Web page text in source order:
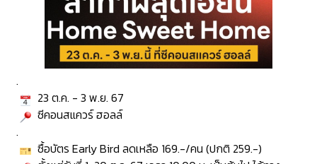
.
23 ต.ค. - 3 พ.ย. 67
ซีคอนสแควร์ ฮอลล์
.
ซื้อบัตร Early Bird ลดเหลือ 169.-/คน (ปกติ 259.-)